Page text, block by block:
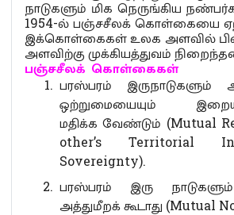
நாடுகளும் மிக நெருங்கிய
1954-ல் பஞ்சசீலக் கொள்கையை
இக்கொள்கைகள் உலக அளவில்
அளவிற்கு முக்கியத்துவம்
பஞ்சசீலக் கொள்கைகள்
பரஸ்பரம் இருநாடுகளும்
ஒற்றுமையையும்
மதிக்க வேண்டும் (Mutual
other’s Territorial
Sovereignty).
பரஸ்பரம் இரு
அத்துமீறக் கூடாது (Mutual